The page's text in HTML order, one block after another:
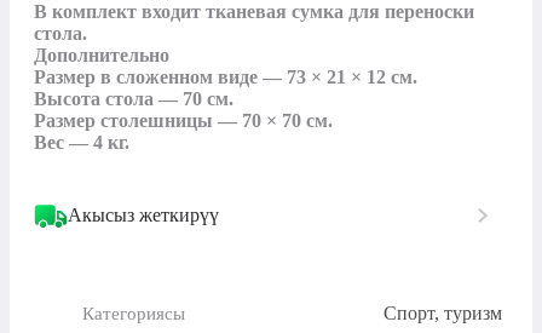
В комплект входит тканевая сумка для переноски
стола.
Дополнительно
Размер в сложенном виде — 73 × 21 × 12 см.
Высота стола — 70 см.
Размер столешницы — 70 × 70 см.
Вес — 4 кг.
Акысыз жеткирүү
Категориясы Спорт, туризм